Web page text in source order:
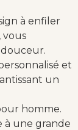
à enfiler
vous
et
un
homme.
à une grande